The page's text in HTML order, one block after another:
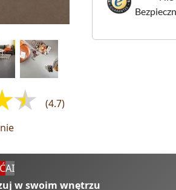
(4.7)
AI
w swoim wnętrzu